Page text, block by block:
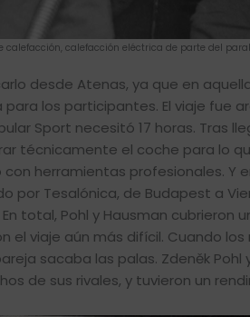
calefacción eléctrica de parte del
desde Atenas, ya que en
los participantes. El viaje fue
Sport necesitó 17 horas. Tras
técnicamente el coche para lo
herramientas profesionales. Y
por Tesalónica, de Budapest a
total, Pohl y Hausman cubrieron
el viaje aún más difícil. Cuando
sacaba las palas. Zdeněk Pohl
de sus rivales, y tuvieron un